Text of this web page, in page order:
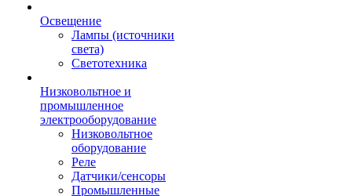
Освещение
Лампы (источники
света)
Светотехника
Низковольтное и
промышленное
электрооборудование
Низковольтное
оборудование
Реле
Датчики/сенсоры
Промышленные